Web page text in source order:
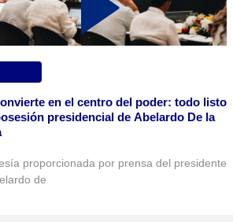
en el centro del poder: todo listo
presidencial de Abelardo De la
proporcionada por prensa del presidente
de